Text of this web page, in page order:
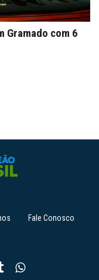
Gramado com 6
Fale Conosco